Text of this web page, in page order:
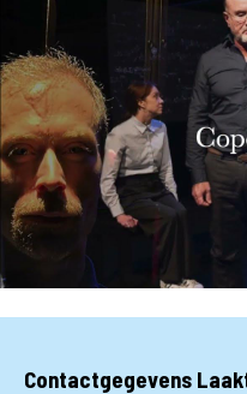
Contactgegevens